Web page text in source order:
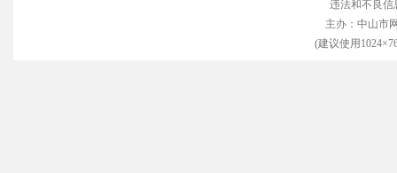
违法和不良信
主办：中山市
(建议使用